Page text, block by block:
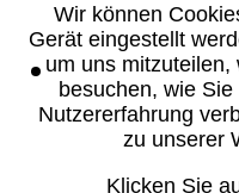
Wir können
Gerät eingestellt
um uns
besuchen, wie
Nutzererfahrung
zu unserer
Klicken Sie